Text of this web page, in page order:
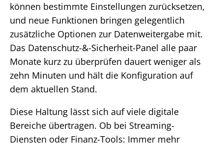
können bestimmte Einstellungen zurücksetzen,
und neue Funktionen bringen gelegentlich
zusätzliche Optionen zur Datenweitergabe mit.
Das Datenschutz-&-Sicherheit-Panel alle paar
Monate kurz zu überprüfen dauert weniger als
zehn Minuten und hält die Konfiguration auf
dem aktuellen Stand.
Diese Haltung lässt sich auf viele digitale
Bereiche übertragen. Ob bei Streaming-
Diensten oder Finanz-Tools: Immer mehr